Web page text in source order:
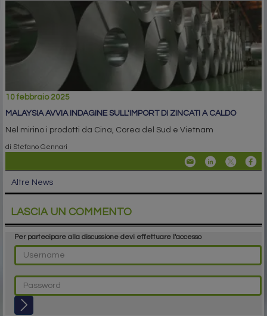
10 febbraio 2025
MALAYSIA AVVIA INDAGINE SULL'IMPORT DI ZINCATI A CALDO
Nel mirino i prodotti da Cina, Corea del Sud e Vietnam
di Stefano Gennari
Altre News
LASCIA UN COMMENTO
Per partecipare alla discussione devi effettuare l'accesso